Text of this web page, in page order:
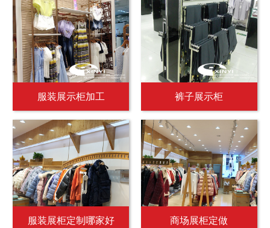
服装展示柜加工 裤子展示柜
服装展柜定制哪家好 商场展柜定做